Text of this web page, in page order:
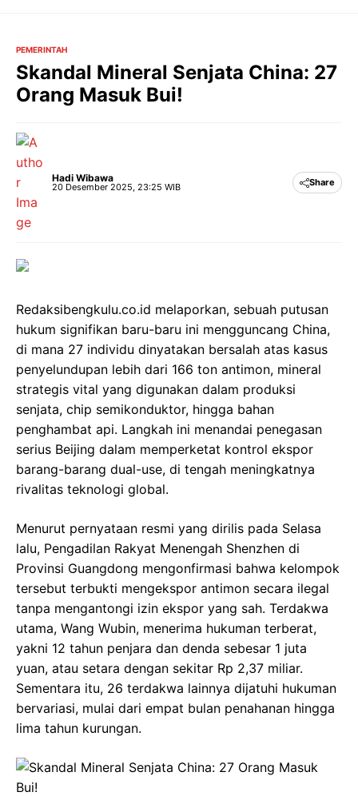
PEMERINTAH
Skandal Mineral Senjata China: 27
Orang Masuk Bui!
Hadi Wibawa
20 Desember 2025, 23:25 WIB Share
Redaksibengkulu.co.id melaporkan, sebuah putusan
hukum signifikan baru-baru ini mengguncang China,
di mana 27 individu dinyatakan bersalah atas kasus
penyelundupan lebih dari 166 ton antimon, mineral
strategis vital yang digunakan dalam produksi
senjata, chip semikonduktor, hingga bahan
penghambat api. Langkah ini menandai penegasan
serius Beijing dalam memperketat kontrol ekspor
barang-barang dual-use, di tengah meningkatnya
rivalitas teknologi global.
Menurut pernyataan resmi yang dirilis pada Selasa
lalu, Pengadilan Rakyat Menengah Shenzhen di
Provinsi Guangdong mengonfirmasi bahwa kelompok
tersebut terbukti mengekspor antimon secara ilegal
tanpa mengantongi izin ekspor yang sah. Terdakwa
utama, Wang Wubin, menerima hukuman terberat,
yakni 12 tahun penjara dan denda sebesar 1 juta
yuan, atau setara dengan sekitar Rp 2,37 miliar.
Sementara itu, 26 terdakwa lainnya dijatuhi hukuman
bervariasi, mulai dari empat bulan penahanan hingga
lima tahun kurungan.